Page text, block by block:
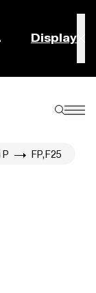
Display
P FP,F25